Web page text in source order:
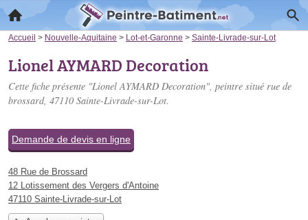
Accueil > Nouvelle-Aquitaine > Lot-et-Garonne > Sainte-Livrade-sur-Lot
Lionel AYMARD Decoration
Cette fiche présente "Lionel AYMARD Decoration", peintre situé rue de
brossard, 47110 Sainte-Livrade-sur-Lot.
Demande de devis en ligne
48 Rue de Brossard
12 Lotissement des Vergers d'Antoine
47110 Sainte-Livrade-sur-Lot